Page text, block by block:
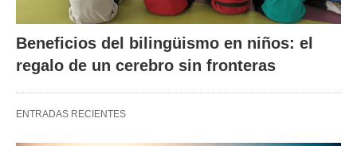
Beneficios del bilingüismo en niños: el
regalo de un cerebro sin fronteras
ENTRADAS RECIENTES